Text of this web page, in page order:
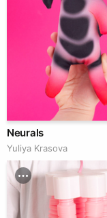
Neurals
Yuliya Krasova